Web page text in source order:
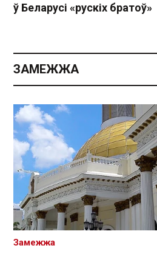
ў Беларусі «рускіх братоў»
ЗАМЕЖЖА
Замежжа